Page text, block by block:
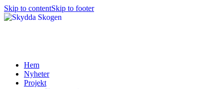
Skip to contentSkip to footer
Hem
Nyheter
Projekt